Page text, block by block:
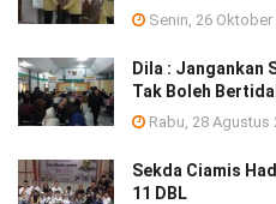
Senin, 26 Oktober
Dila : Jangankan
Tak Boleh
Rabu, 28 Agustus
Sekda Ciamis
11 DBL